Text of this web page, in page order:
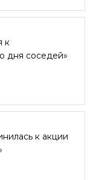
к
дня соседей»
к акции